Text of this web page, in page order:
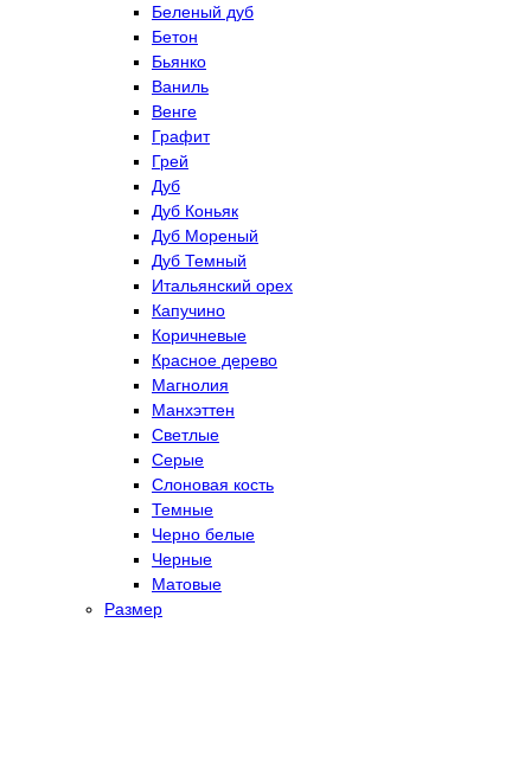
Беленый дуб
Бетон
Бьянко
Ваниль
Венге
Графит
Грей
Дуб
Дуб Коньяк
Дуб Мореный
Дуб Темный
Итальянский орех
Капучино
Коричневые
Красное дерево
Магнолия
Манхэттен
Светлые
Серые
Слоновая кость
Темные
Черно белые
Черные
Матовые
Размер